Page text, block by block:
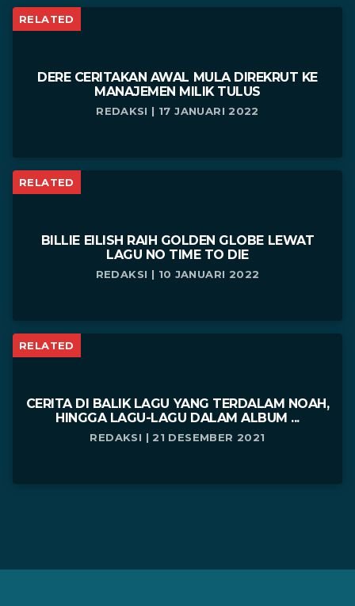
RELATED
DERE CERITAKAN AWAL MULA DIREKRUT KE
MANAJEMEN MILIK TULUS
REDAKSI | 17 JANUARI 2022
RELATED
BILLIE EILISH RAIH GOLDEN GLOBE LEWAT
LAGU NO TIME TO DIE
REDAKSI | 10 JANUARI 2022
RELATED
CERITA DI BALIK LAGU YANG TERDALAM NOAH,
HINGGA LAGU-LAGU DALAM ALBUM ...
REDAKSI | 21 DESEMBER 2021